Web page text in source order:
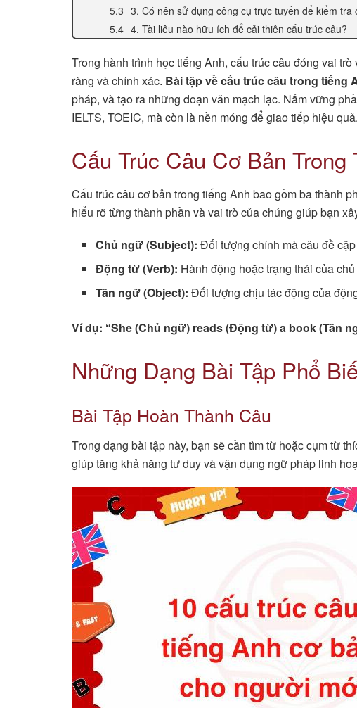
3. Có nên sử dụng công cụ trực tuyến để kiểm tra
4. Tài liệu nào hữu ích để cải thiện cấu trúc câu?
Trong hành trình học tiếng Anh, cấu trúc câu đóng vai
ràng và chính xác. Bài tập về cấu trúc câu trong tiếng
pháp, và tạo ra những đoạn văn mạch lạc. Nắm vững
IELTS, TOEIC, mà còn là nền móng để giao tiếp hiệu quả.
Cấu Trúc Câu Cơ Bản Trong
Cấu trúc câu cơ bản trong tiếng Anh bao gồm ba thành
hiểu rõ từng thành phần và vai trò của chúng giúp bạn
Chủ ngữ (Subject): Đối tượng chính mà câu đề
Động từ (Verb): Hành động hoặc trạng thái của
Tân ngữ (Object): Đối tượng chịu tác động của
Ví dụ: “She (Chủ ngữ) reads (Động từ) a book (Tân
Những Dạng Bài Tập Phổ
Bài Tập Hoàn Thành Câu
Trong dạng bài tập này, bạn sẽ cần tìm từ hoặc cụm từ
giúp tăng khả năng tư duy và vận dụng ngữ pháp linh